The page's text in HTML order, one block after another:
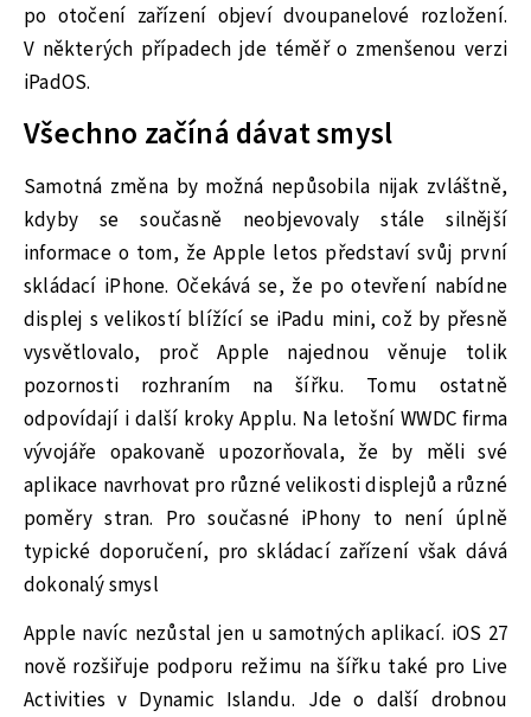
po otočení zařízení objeví dvoupanelové rozložení.
V některých případech jde téměř o zmenšenou verzi
iPadOS.
Všechno začíná dávat smysl
Samotná změna by možná nepůsobila nijak zvláštně,
kdyby se současně neobjevovaly stále silnější
informace o tom, že Apple letos představí svůj první
skládací iPhone. Očekává se, že po otevření nabídne
displej s velikostí blížící se iPadu mini, což by přesně
vysvětlovalo, proč Apple najednou věnuje tolik
pozornosti rozhraním na šířku. Tomu ostatně
odpovídají i další kroky Applu. Na letošní WWDC firma
vývojáře opakovaně upozorňovala, že by měli své
aplikace navrhovat pro různé velikosti displejů a různé
poměry stran. Pro současné iPhony to není úplně
typické doporučení, pro skládací zařízení však dává
dokonalý smysl
Apple navíc nezůstal jen u samotných aplikací. iOS 27
nově rozšiřuje podporu režimu na šířku také pro Live
Activities v Dynamic Islandu. Jde o další drobnou